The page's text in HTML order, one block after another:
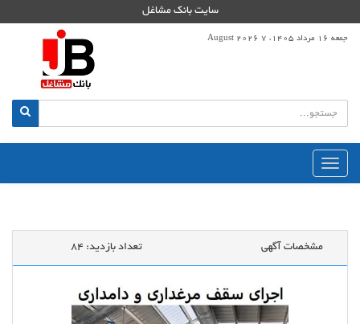
سایت بانک مشاغل
جمعه 16 مرداد 1405، 7 August 2026
منوی
اصلی
مشخصات آگهی تعداد بازدید: 84